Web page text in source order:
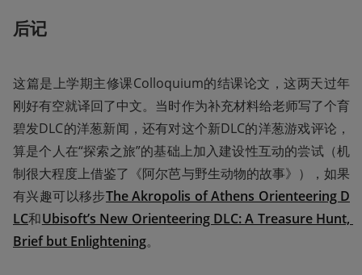
后记
这篇是上学期主修课Colloquium的结课论文，这两天过年
刚好有空就译回了中文。当时作为补充材料给老师写了个育
碧发DLC的洋葱新闻，还有对这个新DLC的洋葱游戏评论，
算是个人在“探索之旅”的基础上加入建设性互动的尝试（机
制很大程度上借鉴了《阿尔芭与野生动物的故事》），如果
有兴趣可以移步The Akropolis of Athens Orienteering D
LC和Ubisoft’s New Orienteering DLC: A Treasure Hunt,
Brief but Enlightening。